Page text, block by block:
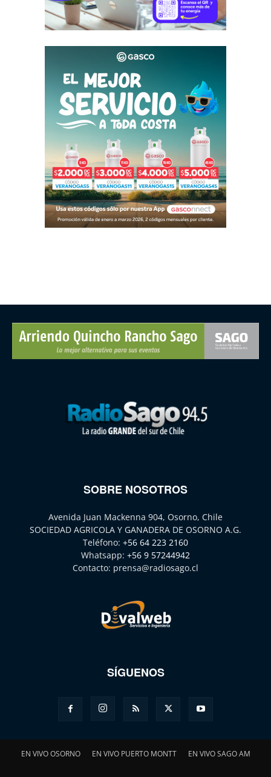
SOBRE NOSOTROS
Avenida Juan Mackenna 904, Osorno, Chile
SOCIEDAD AGRICOLA Y GANADERA DE OSORNO A.G.
Teléfono: +56 64 223 2160
Whatsapp: +56 9 57244942
Contacto: prensa@radiosago.cl
SÍGUENOS
EN VIVO OSORNO EN VIVO PUERTO MONTT EN VIVO SAGO AM